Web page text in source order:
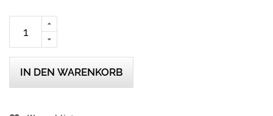
IN DEN WARENKORB